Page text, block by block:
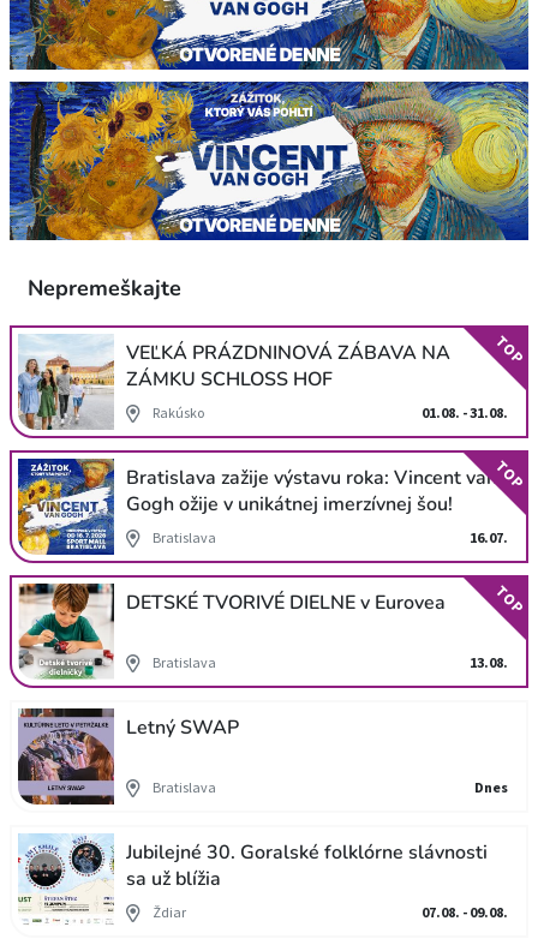
Nepremeškajte
VEĽKÁ PRÁZDNINOVÁ ZÁBAVA NA
ZÁMKU SCHLOSS HOF
Rakúsko 01.08. - 31.08.
TOP
Bratislava zažije výstavu roka: Vincent van
Gogh ožije v unikátnej imerzívnej šou!
Bratislava 16.07.
TOP
DETSKÉ TVORIVÉ DIELNE v Eurovea
Bratislava 13.08.
TOP
Letný SWAP
Bratislava Dnes
Jubilejné 30. Goralské folklórne slávnosti
sa už blížia
Ždiar 07.08. - 09.08.